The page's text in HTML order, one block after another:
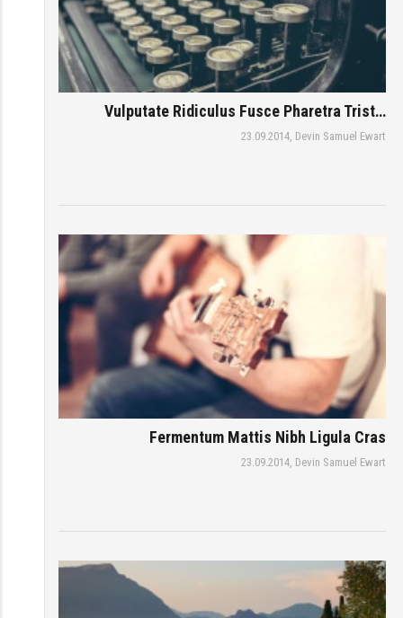
Vulputate Ridiculus Fusce Pharetra Trist…
23.09.2014, Devin Samuel Ewart
Fermentum Mattis Nibh Ligula Cras
23.09.2014, Devin Samuel Ewart